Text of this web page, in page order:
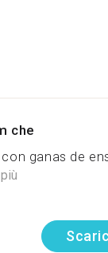
che
ganas de